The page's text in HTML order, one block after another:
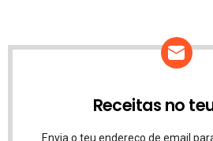
Receitas no
Envia o teu endereço de email